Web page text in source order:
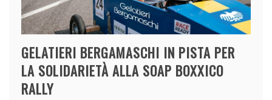
GELATIERI BERGAMASCHI IN PISTA PER
LA SOLIDARIETÀ ALLA SOAP BOXXICO
RALLY